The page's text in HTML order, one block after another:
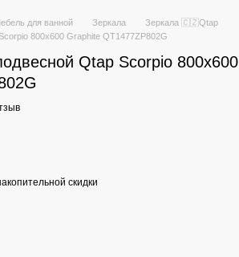
для ванной Зеркала
Зеркала 🇨🇿Qtap
800х600 Graphite QT1477ZP802G
Qtap Scorpio 800х600
скидки